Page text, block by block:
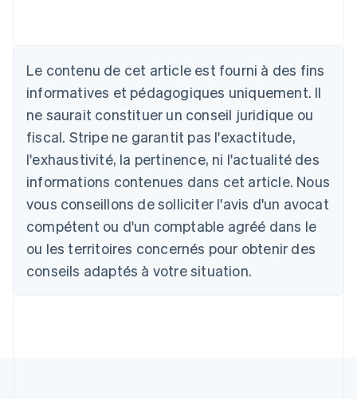
Le contenu de cet article est fourni à des fins
informatives et pédagogiques uniquement. Il
ne saurait constituer un conseil juridique ou
fiscal. Stripe ne garantit pas l'exactitude,
l'exhaustivité, la pertinence, ni l'actualité des
informations contenues dans cet article. Nous
vous conseillons de solliciter l'avis d'un avocat
compétent ou d'un comptable agréé dans le
ou les territoires concernés pour obtenir des
conseils adaptés à votre situation.
Australie
Autriche
DeutschEnglish
Belgique
Nederlands FrançaisDeutsch English
Brésil
PortuguêsEnglish
English
Canada
English Français
Chine continentale
简体中文English
Chypre
Croatie